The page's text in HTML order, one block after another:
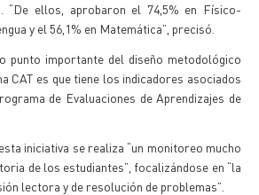
“De ellos, aprobaron el 74,5% en Físico-
y el 56,1% en Matemática”, precisó.
punto importante del diseño metodológico
CAT es que tiene los indicadores asociados
de Evaluaciones de Aprendizajes de
iniciativa se realiza “un monitoreo mucho
de los estudiantes”, focalizándose en “la
lectora y de resolución de problemas”.